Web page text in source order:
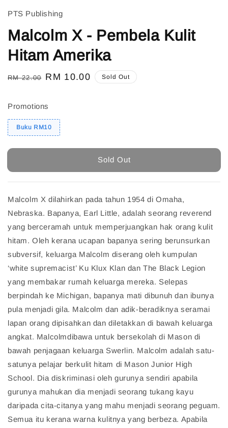
PTS Publishing
Malcolm X - Pembela Kulit
Hitam Amerika
Regular
RM 22.00 Sale
RM 10.00 Sold Out
Promotions
Buku RM10
Sold Out
Malcolm X dilahirkan pada tahun 1954 di Omaha,
Nebraska. Bapanya, Earl Little, adalah seorang reverend
yang berceramah untuk memperjuangkan hak orang kulit
hitam. Oleh kerana ucapan bapanya sering berunsurkan
subversif, keluarga Malcolm diserang oleh kumpulan
‘white supremacist’ Ku Klux Klan dan The Black Legion
yang membakar rumah keluarga mereka. Selepas
berpindah ke Michigan, bapanya mati dibunuh dan ibunya
pula menjadi gila. Malcolm dan adik-beradiknya seramai
lapan orang dipisahkan dan diletakkan di bawah keluarga
angkat. Malcolmdibawa untuk bersekolah di Mason di
bawah penjagaan keluarga Swerlin. Malcolm adalah satu-
satunya pelajar berkulit hitam di Mason Junior High
School. Dia diskriminasi oleh gurunya sendiri apabila
gurunya mahukan dia menjadi seorang tukang kayu
daripada cita-citanya yang mahu menjadi seorang peguam.
Semua itu kerana warna kulitnya yang berbeza. Apabila